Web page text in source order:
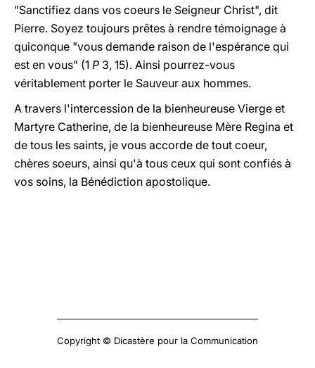
"Sanctifiez dans vos coeurs le Seigneur Christ", dit
Pierre. Soyez toujours prêtes à rendre témoignage à
quiconque "vous demande raison de l'espérance qui
est en vous" (1 P 3, 15). Ainsi pourrez-vous
véritablement porter le Sauveur aux hommes.
A travers l'intercession de la bienheureuse Vierge et
Martyre Catherine, de la bienheureuse Mère Regina et
de tous les saints, je vous accorde de tout coeur,
chères soeurs, ainsi qu'à tous ceux qui sont confiés à
vos soins, la Bénédiction apostolique.
Copyright © Dicastère pour la Communication